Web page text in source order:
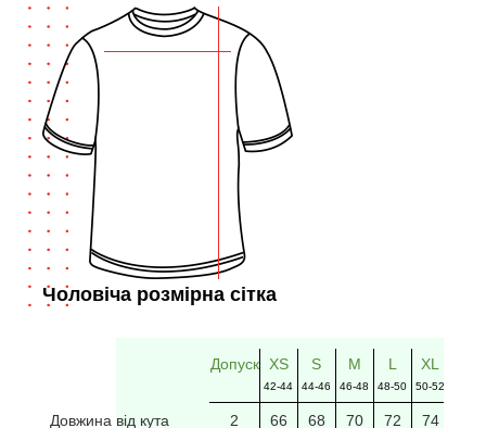
Чоловіча розмірна сітка
Допуск XS
42-44
S
44-46
M
46-48
L
48-50
XL
50-52
Довжина від кута 2 66 68 70 72 74